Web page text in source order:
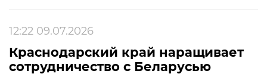
12:22 09.07.2026
Краснодарский край наращивает
сотрудничество с Беларусью